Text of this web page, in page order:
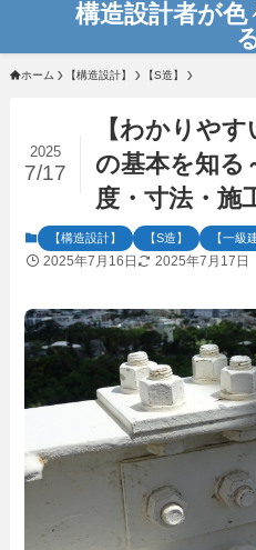
構造設計者が色
ホーム 【構造設計】 【S造】
【わかりや
の基本を知る
度・寸法・施
2025
7/17
【構造設計】 【S造】 【一級
2025年7月16日 2025年7月17日